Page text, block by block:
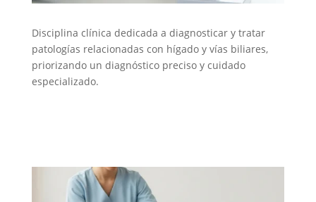
Disciplina clínica dedicada a diagnosticar y tratar
patologías relacionadas con hígado y vías biliares,
priorizando un diagnóstico preciso y cuidado
especializado.